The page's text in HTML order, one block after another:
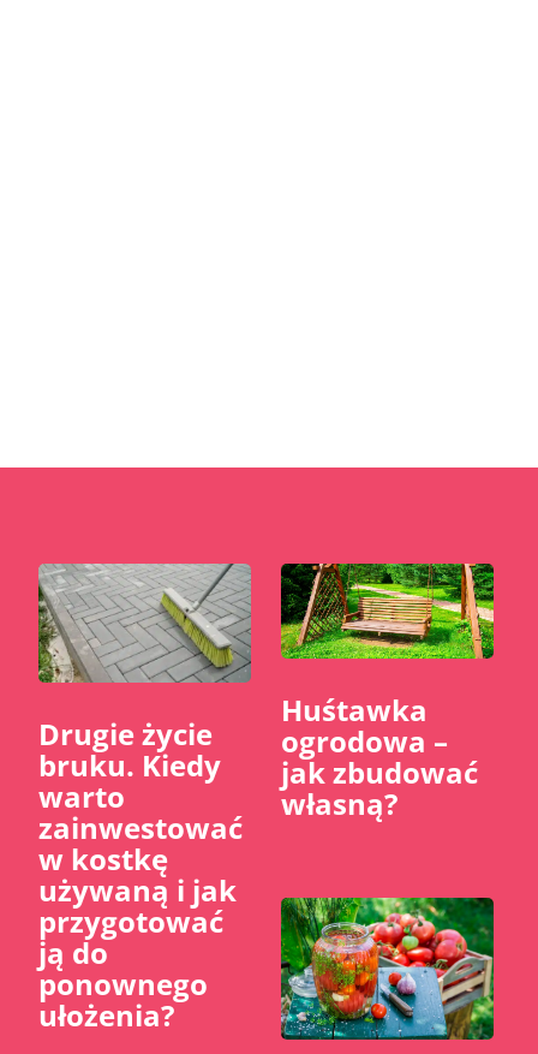
​Drugie życie
bruku. Kiedy
warto
zainwestować
w kostkę
używaną i jak
przygotować
ją do
ponownego
ułożenia?
Huśtawka
ogrodowa –
jak zbudować
własną?